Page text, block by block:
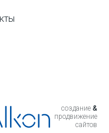
создание &
продвижение
сайтов